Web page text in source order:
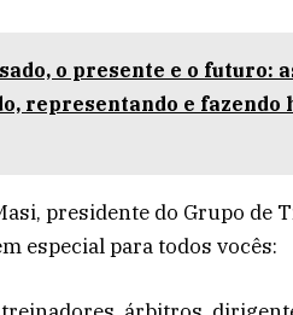
o presente e o futuro:
representando e
presidente do Grupo de
especial para todos vocês: